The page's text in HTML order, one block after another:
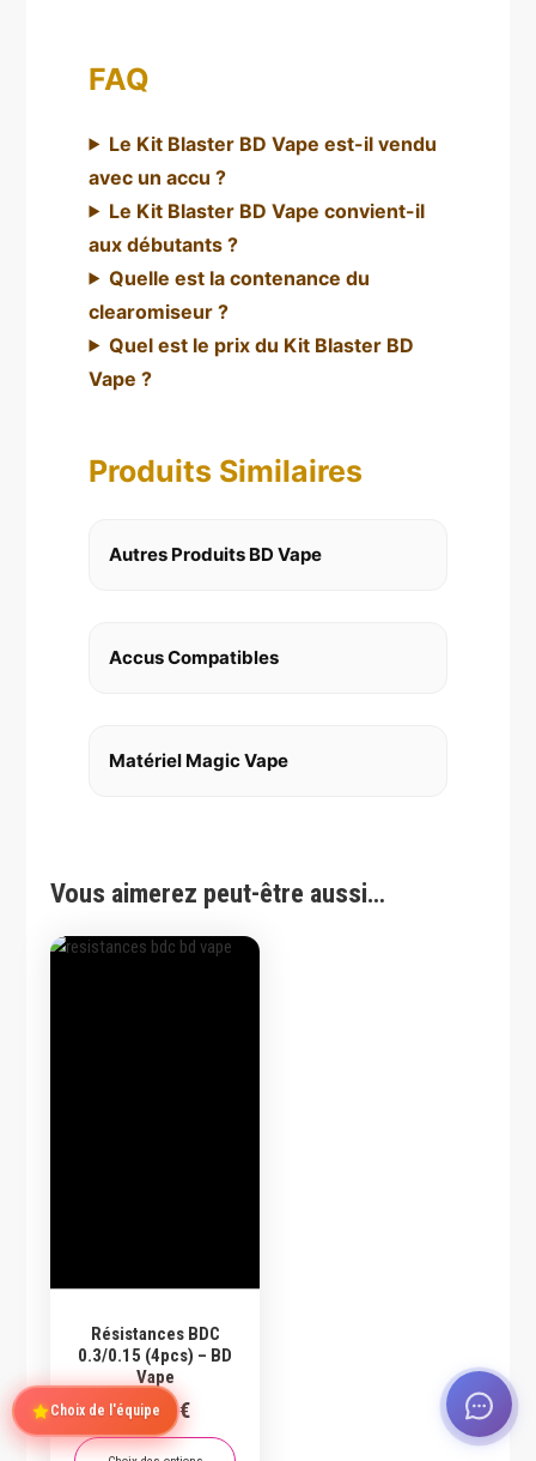
FAQ
Le Kit Blaster BD Vape est-il vendu
avec un accu ?
Le Kit Blaster BD Vape convient-il
aux débutants ?
Quelle est la contenance du
clearomiseur ?
Quel est le prix du Kit Blaster BD
Vape ?
Produits Similaires
Autres Produits BD Vape
Accus Compatibles
Matériel Magic Vape
Vous aimerez peut-être aussi…
Résistances BDC
0.3/0.15 (4pcs) – BD
Vape
11,90€
Choix de l'équipe